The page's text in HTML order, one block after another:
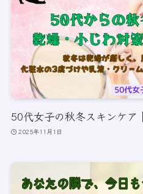
50代女子の秋冬スキンケア
2025年11月1日